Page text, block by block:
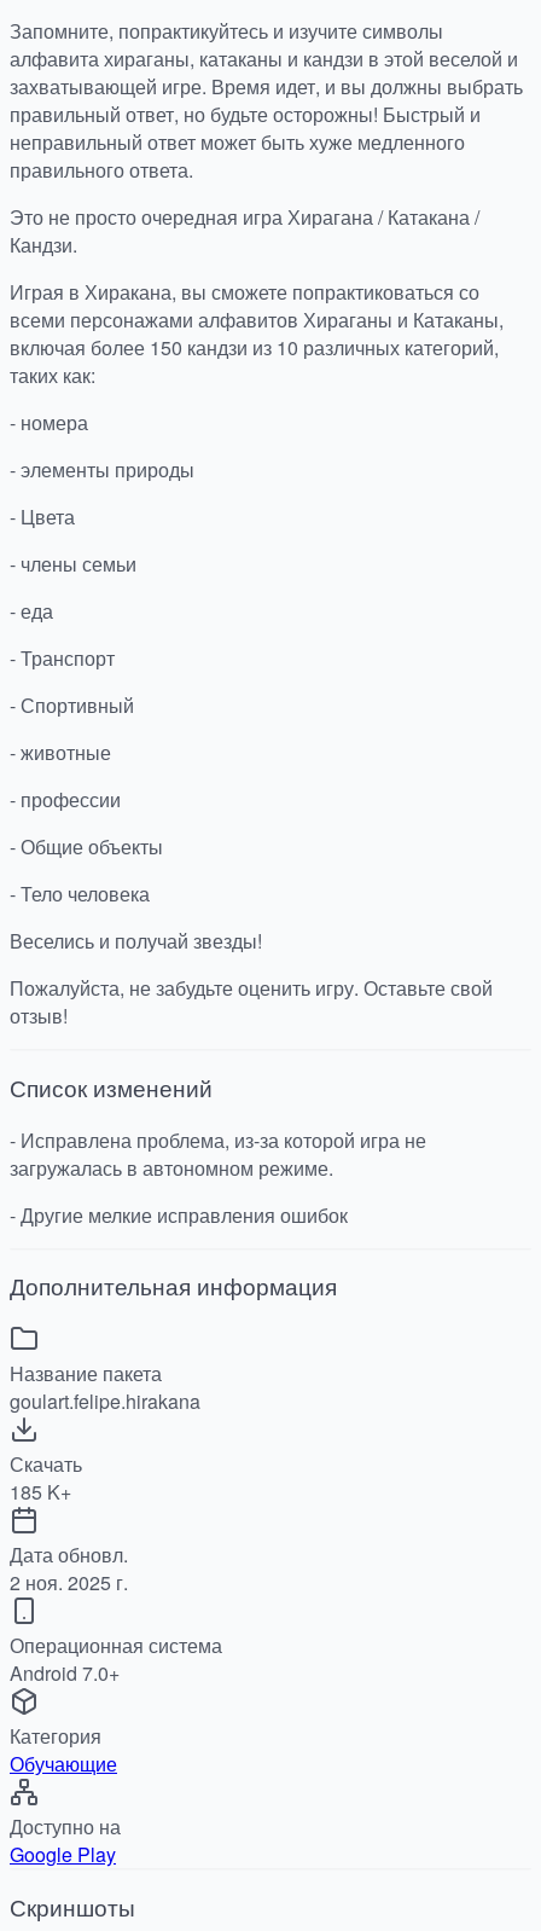
Запомните, попрактикуйтесь и изучите символы
алфавита хираганы, катаканы и кандзи в этой веселой и
захватывающей игре. Время идет, и вы должны выбрать
правильный ответ, но будьте осторожны! Быстрый и
неправильный ответ может быть хуже медленного
правильного ответа.
Это не просто очередная игра Хирагана / Катакана /
Кандзи.
Играя в Хиракана, вы сможете попрактиковаться со
всеми персонажами алфавитов Хираганы и Катаканы,
включая более 150 кандзи из 10 различных категорий,
таких как:
- номера
- элементы природы
- Цвета
- члены семьи
- еда
- Транспорт
- Спортивный
- животные
- профессии
- Общие объекты
- Тело человека
Веселись и получай звезды!
Пожалуйста, не забудьте оценить игру. Оставьте свой
отзыв!
Список изменений
- Исправлена проблема, из-за которой игра не
загружалась в автономном режиме.
- Другие мелкие исправления ошибок
Дополнительная информация
Название пакета
goulart.felipe.hirakana
Скачать
185 K+
Дата обновл.
2 ноя. 2025 г.
Операционная система
Android 7.0+
Категория
Обучающие
Доступно на
Google Play
Скриншоты